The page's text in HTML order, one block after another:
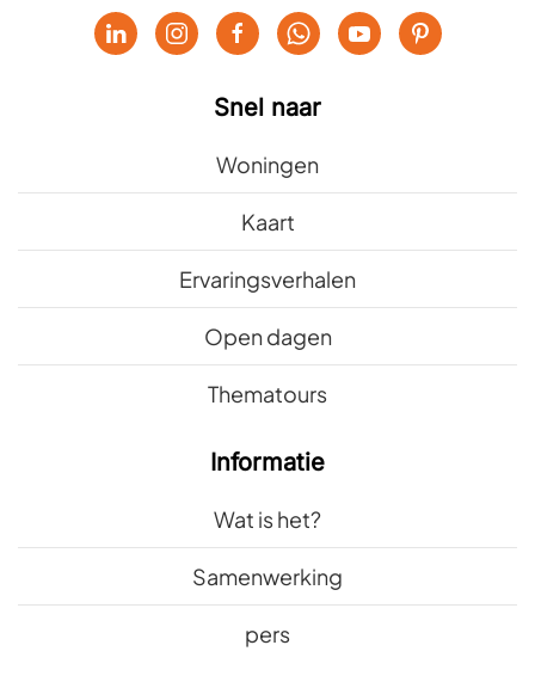
Snel naar
Woningen
Kaart
Ervaringsverhalen
Open dagen
Thematours
Informatie
Wat is het?
Samenwerking
pers